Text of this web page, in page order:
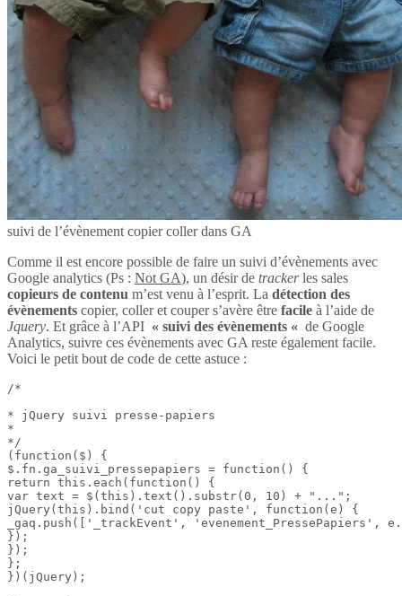
suivi de l’évènement copier coller dans GA
Comme il est encore possible de faire un suivi d’évènements avec
Google analytics (Ps : Not GA), un désir de trackerles sales
copieurs de contenu m’est venu à l’esprit. La détection des
évènements copier, coller et couper s’avère être facile à l’aide de
Jquery. Et grâce à l’API « suivi des évènements « de Google
Analytics, suivre ces évènements avec GA reste également facile.
Voici le petit bout de code de cette astuce :
/*
* jQuery suivi presse-papiers
*
*/
(function($) {
$.fn.ga_suivi_pressepapiers = function() {
return this.each(function() {
var text = $(this).text().substr(0, 10) + "...";
jQuery(this).bind('cut copy paste', function(e) {
_gaq.push(['_trackEvent', 'evenement_PressePapiers',
});
});
};
})(jQuery);